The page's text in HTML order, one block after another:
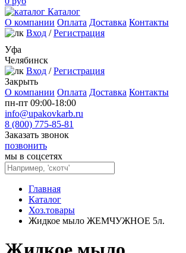
Каталог
О компании Оплата Доставка Контакты
Вход / Регистрация
Уфа
Челябинск
Вход / Регистрация
Закрыть
О компании Оплата Доставка Контакты
пн-пт 09:00-18:00
info@upakovkarb.ru
8 (800) 775-85-81
Заказать звонок
позвонить
мы в соцсетях
Главная
Каталог
Хоз.товары
Жидкое мыло ЖЕМЧУЖНОЕ 5л.